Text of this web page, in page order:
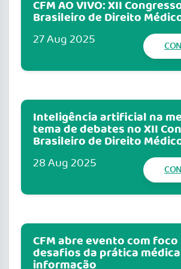
CFM AO VIVO: XII
Brasileiro de Direito
27 Aug 2025
Inteligência artificial na
tema de debates no XII
Brasileiro de Direito
28 Aug 2025
CFM abre evento com
desafios da prática